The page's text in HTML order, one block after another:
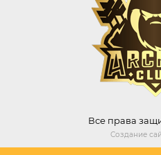
Все права
Создание